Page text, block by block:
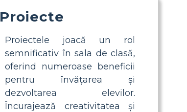
Proiecte
Proiectele joacă un rol
semnificativ în sala de clasă,
oferind numeroase beneficii
pentru învățarea și
dezvoltarea elevilor.
Încurajează creativitatea și